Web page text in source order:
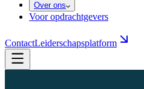
Over ons
Voor opdrachtgevers
ContactLeiderschapsplatform